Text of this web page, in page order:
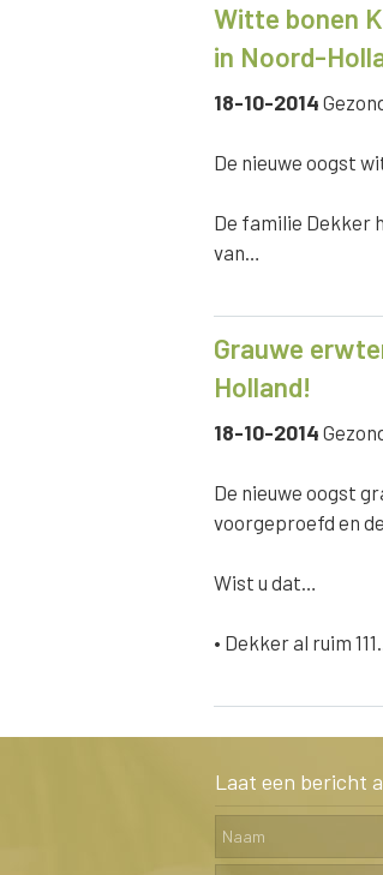
Witte bonen
in Noord-
18-10-2014
De nieuwe oogst
De familie Dekker
van…
Grauwe
Holland!
18-10-2014
De nieuwe oogst
voorgeproefd en
Wist u dat…
• Dekker al ruim
Laat een bericht